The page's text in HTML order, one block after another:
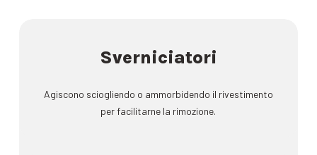
Sverniciatori
Agiscono sciogliendo o ammorbidendo il rivestimento
per facilitarne la rimozione.